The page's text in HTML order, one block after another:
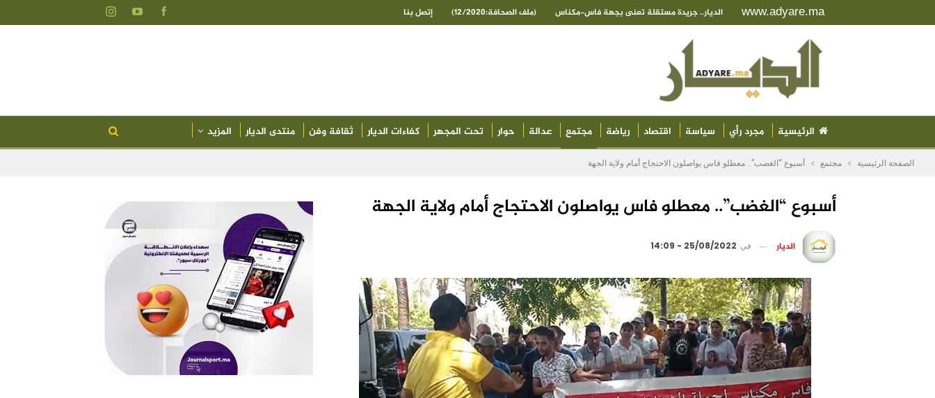
www.adyare.ma الديار.. جريدة مستقلة تعنى بجهة فاس-مكناس (ملف الصحافة:12/2020) إتصل بنا
الرئيسية مجرد رأي سياسة اقتصاد رياضة مجتمع عدالة حوار تحت المجهر كفاءات الديار ثقافة وفن منتدى الديار المزيد
الصفحة الرئيسية مجتمع أسبوع “الغضب”.. معطلو فاس يواصلون الاحتجاج أمام ولاية الجهة
أسبوع “الغضب”.. معطلو فاس يواصلون الاحتجاج أمام ولاية الجهة
الديار في 25/08/2022 - 14:09